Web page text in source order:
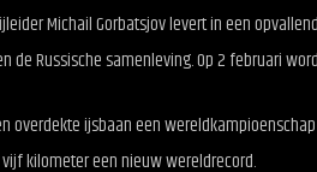
Michail Gorbatsjov levert in een
de Russische samenleving. Op 2 februari
overdekte ijsbaan een
kilometer een nieuw wereldrecord.